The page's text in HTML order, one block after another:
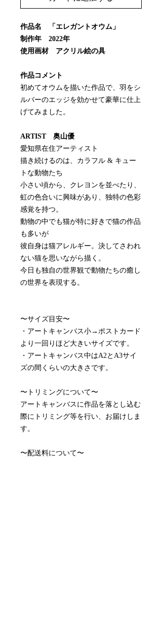
作品名 「エレガントオウム」
制作年 2022年
使用画材 アクリル絵の具
作品コメント
初めてオウムを描いた作品で、羽をシ
ルバーのエッジを効かせて豪華に仕上
げてみました。
ARTIST 奥山優
愛知県在住アーティスト
描き続けるのは、カラフル & キュー
トな動物たち
小さい頃から、クレヨンを並べたり、
虹の色合いに興味があり、独特の色彩
感覚を持つ。
動物の中でも猫が特に好きで猫の作品
も多いが
彼自身は猫アレルギー。決してさわれ
ない猫を思いながら描く。
今日も独自の世界観で動物たちの癒し
の世界を表現する。
〜サイズ目安〜
・アートキャンバス小→ポストカード
より一回りほど大きいサイズです。
・アートキャンバス中はA2とA3サイ
ズの間くらいの大きさです。
〜トリミングについて〜
アートキャンバスに作品を落とし込む
際にトリミング等を行い、お届けしま
す。
〜配送料について〜